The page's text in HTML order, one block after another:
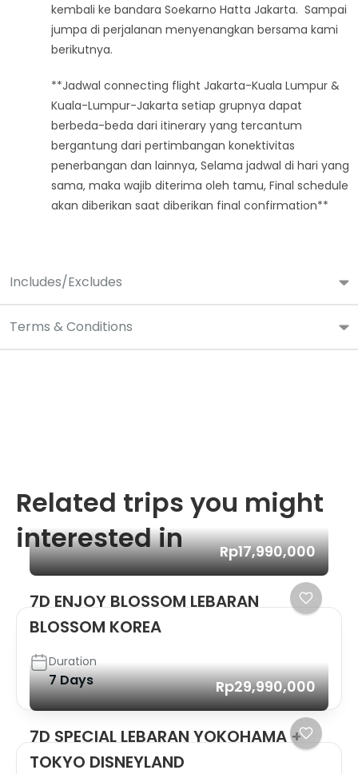
Includes/Excludes
Terms & Conditions
kembali ke bandara Soekarno Hatta Jakarta. Sampai
jumpa di perjalanan menyenangkan bersama kami
berikutnya.
**Jadwal connecting flight Jakarta-Kuala Lumpur &
Kuala-Lumpur-Jakarta setiap grupnya dapat
berbeda-beda dari itinerary yang tercantum
bergantung dari pertimbangan konektivitas
penerbangan dan lainnya, Selama jadwal di hari yang
sama, maka wajib diterima oleh tamu, Final schedule
akan diberikan saat diberikan final confirmation**
Related trips you might
interested in
Rp17,990,000
7D ENJOY BLOSSOM LEBARAN
BLOSSOM KOREA
Duration
7 Days Rp29,990,000
7D SPECIAL LEBARAN YOKOHAMA +
TOKYO DISNEYLAND